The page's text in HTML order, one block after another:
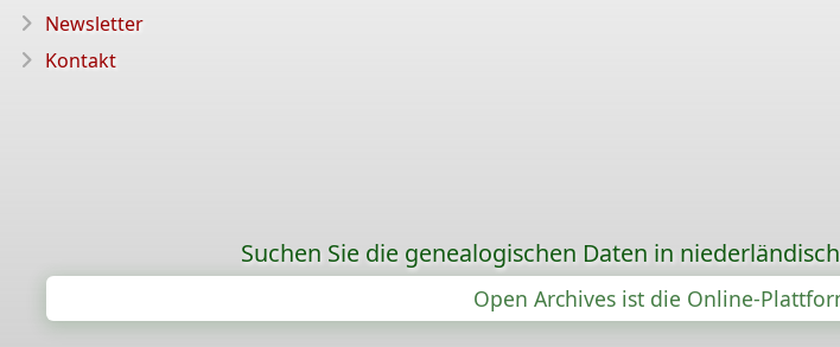
Newsletter
Kontakt
Suchen Sie die genealogischen Daten in
Open Archives ist die Online-